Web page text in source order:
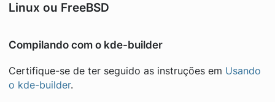
Linux ou FreeBSD
Compilando com o kde-builder
Certifique-se de ter seguido as instruções em Usando
o kde-builder.